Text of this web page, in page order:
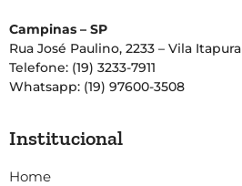
Campinas – SP
Rua José Paulino, 2233 – Vila Itapura
Telefone: (19) 3233-7911
Whatsapp: (19) 97600-3508
Institucional
Home